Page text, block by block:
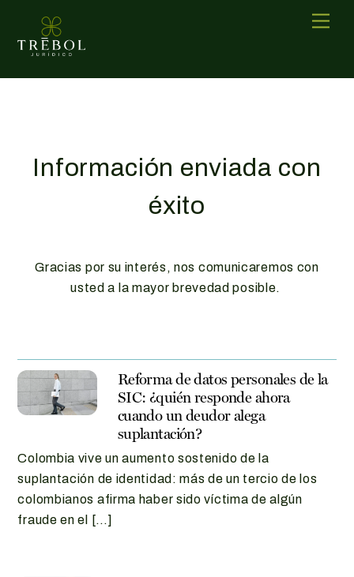
content
Información enviada con
éxito
Gracias por su interés, nos comunicaremos con
usted a la mayor brevedad posible.
Reforma de datos personales de la
SIC: ¿quién responde ahora
cuando un deudor alega
suplantación?
Colombia vive un aumento sostenido de la
suplantación de identidad: más de un tercio de los
colombianos afirma haber sido víctima de algún
fraude en el […]